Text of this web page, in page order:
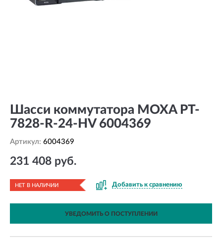
Шасси коммутатора MOXA PT-
7828-R-24-HV 6004369
Артикул: 6004369
231 408 руб.
НЕТ В НАЛИЧИИ Добавить к сравнению
УВЕДОМИТЬ О ПОСТУПЛЕНИИ